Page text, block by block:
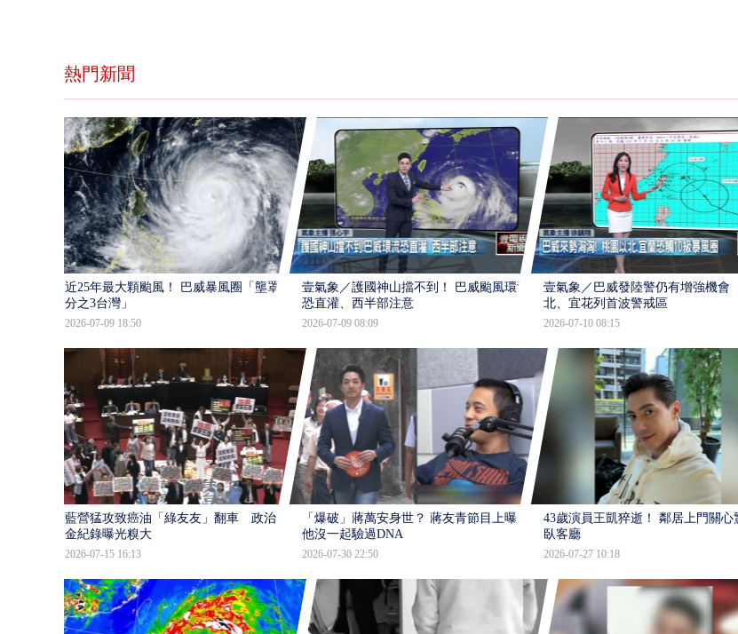
熱門新聞
近25年最大顆颱風！ 巴威暴風圈「壟罩4
分之3台灣」
2026-07-09 18:50
壹氣象／護國神山擋不到！ 巴威颱風環流
恐直灌、西半部注意
2026-07-09 08:09
壹氣象／巴威發陸警仍有增強機
北、宜花列首波警戒區
2026-07-10 08:15
藍營猛攻致癌油「綠友友」翻車 政治獻
金紀錄曝光糗大
2026-07-15 16:13
「爆破」蔣萬安身世？ 蔣友青節目上曝：
他沒一起驗過DNA
2026-07-30 22:50
43歲演員王凱猝逝！ 鄰居上門關心
臥客廳
2026-07-27 10:18